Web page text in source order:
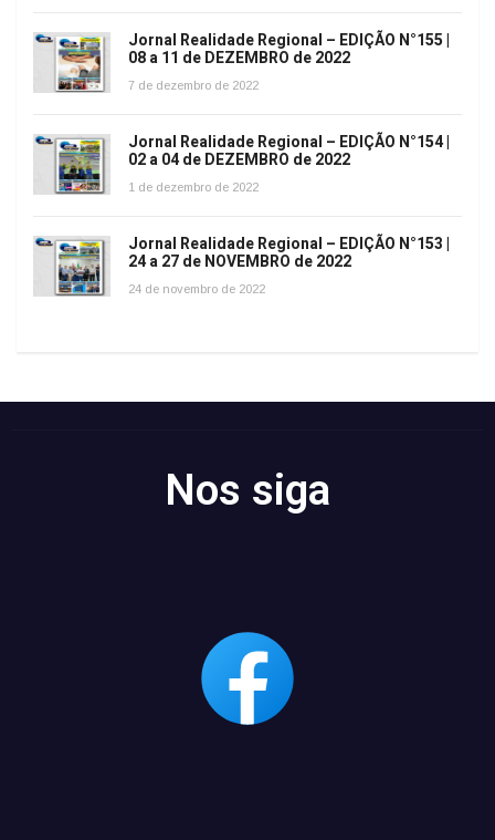
Jornal Realidade Regional – EDIÇÃO N°155 |
08 a 11 de DEZEMBRO de 2022
7 de dezembro de 2022
Jornal Realidade Regional – EDIÇÃO N°154 |
02 a 04 de DEZEMBRO de 2022
1 de dezembro de 2022
Jornal Realidade Regional – EDIÇÃO N°153 |
24 a 27 de NOVEMBRO de 2022
24 de novembro de 2022
Nos siga